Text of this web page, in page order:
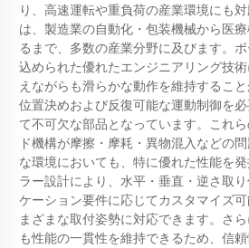
り、高速運転や重負荷の産業環境にも
は、製造業の自動化・包装機械から医
るまで、多数の産業分野に及びます。
込められた優れたエンジニアリング技
えながらも滑らかな動作を維持するこ
位置決めおよび反復可能な運動制御を
て不可欠な部品となっています。これ
ド機構が摩擦・摩耗・異物混入などの
な環境においても、特に優れた性能を
ラー設計により、水平・垂直・逆さ取
ケーション要件に応じてカスタマイズ
まざまな取付姿勢に対応できます。さ
も性能の一貫性を維持できるため、信